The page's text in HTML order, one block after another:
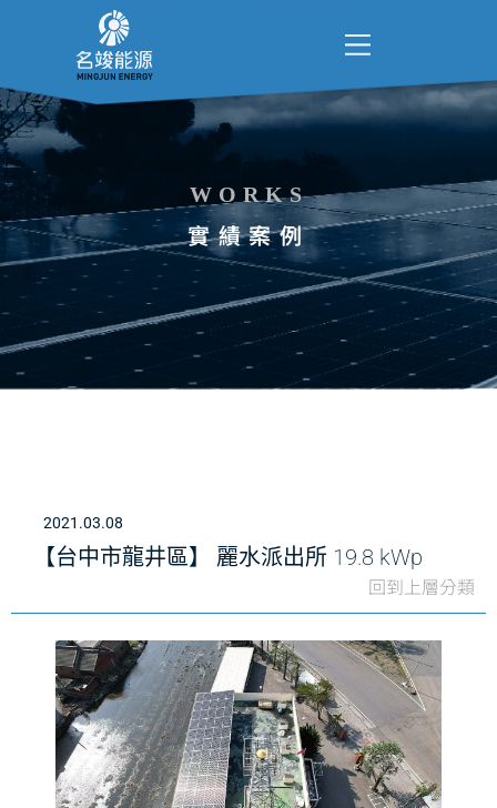
WORKS
實績案例
2021.03.08
【台中市龍井區】 麗水派出所 19.8 kWp
回到上層分類